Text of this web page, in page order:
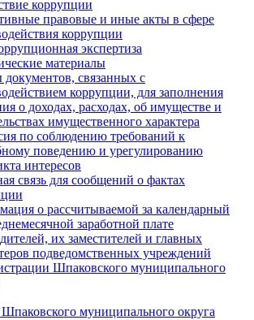
коррупции
правовые и иные акты в сфере
коррупции
экспертиза
материалы
связанных с
коррупции, для заполнения
о доходах, расходах, об имуществе и
имущественного характера
по соблюдению требований к
поведению и урегулированию
интересов
связь для сообщений о фактах
о рассчитываемой за календарный
заработной плате
их заместителей и главных
подведомственных учреждений
Шпаковского муниципального
муниципального округа